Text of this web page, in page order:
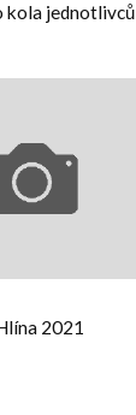
kola jednotlivců
2021